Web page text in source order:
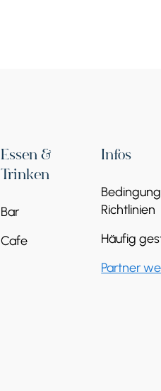
St.-Jakobs-
Essen &
Trinken
Bar
Cafe
Infos
Richtlinien
Häufig
Partner